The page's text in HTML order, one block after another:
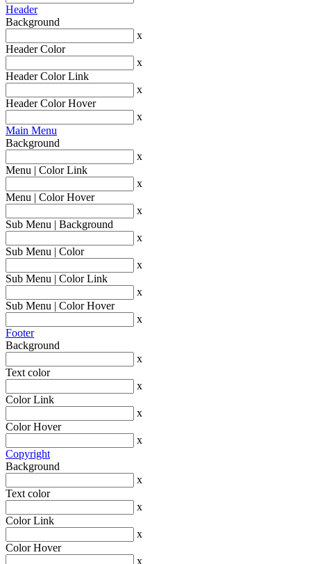
Header
Background
x
Header Color
x
Header Color Link
x
Header Color Hover
x
Main Menu
Background
x
Menu | Color Link
x
Menu | Color Hover
x
Sub Menu | Background
x
Sub Menu | Color
x
Sub Menu | Color Link
x
Sub Menu | Color Hover
x
Footer
Background
x
Text color
x
Color Link
x
Color Hover
x
Copyright
Background
x
Text color
x
Color Link
x
Color Hover
x